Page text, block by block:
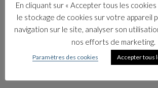
En cliquant sur « Accepter tous les cookies
le stockage de cookies sur votre appareil
navigation sur le site, analyser son
nos efforts de marketing.
Paramètres des cookies Accepter tous